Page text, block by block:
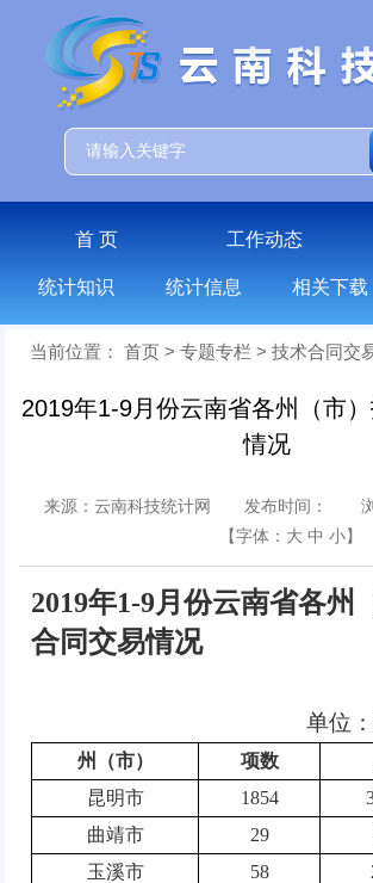
首 页 工作动态
统计知识 统计信息 相关下载
当前位置： 首页 > 专题专栏 > 技术合同交
2019年1-9月份云南省各州（市
情况
来源：云南科技统计网 发布时间： 浏
【字体： 大 中 小】
2019年1-9月份云南省各州
合同交易情况
单位
州（市） 项数
昆明市
1854
曲靖市
29
玉溪市
58